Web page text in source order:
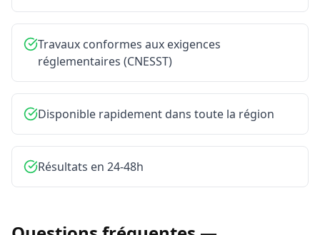
Travaux conformes aux exigences
réglementaires (CNESST)
Disponible rapidement dans toute la région
Résultats en 24-48h